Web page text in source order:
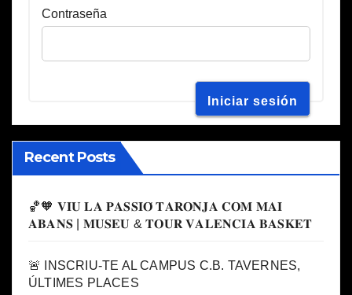
Contraseña
Recent Posts
🏀🧡 𝐕𝐈𝐔 𝐋𝐀 𝐏𝐀𝐒𝐒𝐈𝐎́ 𝐓𝐀𝐑𝐎𝐍𝐉𝐀 𝐂𝐎𝐌 𝐌𝐀𝐈
𝐀𝐁𝐀𝐍𝐒 | 𝐌𝐔𝐒𝐄𝐔 & 𝐓𝐎𝐔𝐑 𝐕𝐀𝐋𝐄𝐍𝐂𝐈𝐀 𝐁𝐀𝐒𝐊𝐄𝐓
🚨 INSCRIU-TE AL CAMPUS C.B. TAVERNES,
ÚLTIMES PLACES